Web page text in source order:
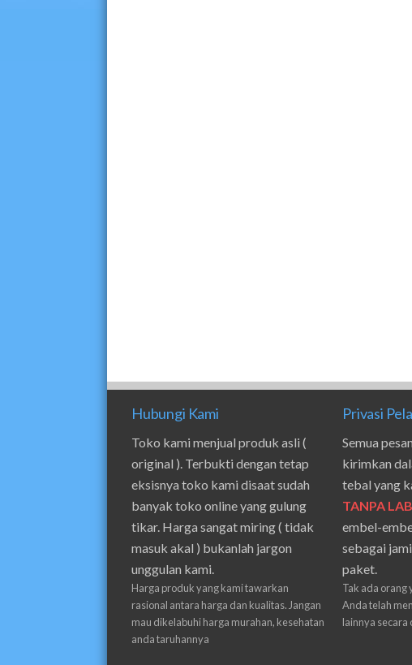
Hubungi Kami
Toko kami menjual produk asli (
original ). Terbukti dengan tetap
eksisnya toko kami disaat sudah
banyak toko online yang gulung
tikar. Harga sangat miring ( tidak
masuk akal ) bukanlah jargon
unggulan kami.
Harga produk yang kami tawarkan
rasional antara harga dan kualitas. Jangan
mau dikelabuhi harga murahan, kesehatan
anda taruhannya
Privasi
Semua
kirimkan
tebal yang
TANPA
embel-
sebagai
paket.
Tak ada orang
Anda telah
lainnya secara